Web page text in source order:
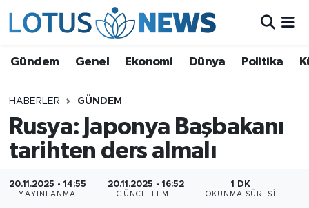
Gündem Genel Ekonomi Dünya Politika
HABERLER GÜNDEM
Rusya: Japonya Başbakanı
tarihten ders almalı
20.11.2025 - 14:55
YAYINLANMA
20.11.2025 - 16:52
GÜNCELLEME
1 DK
OKUNMA SÜRESI
Ekonomi
Dünya
Politika
Kültür - Sanat ve Tarih